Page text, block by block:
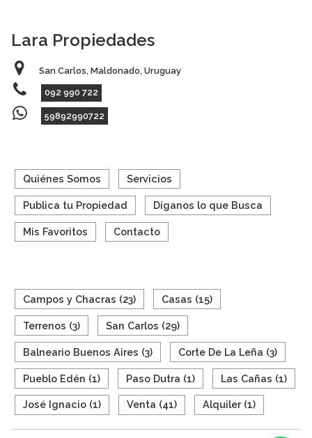
Lara Propiedades
San Carlos, Maldonado, Uruguay
092 990 722
59892990722
Quiénes Somos Servicios
Publica tu Propiedad Díganos lo que Busca
Mis Favoritos Contacto
Campos y Chacras (23) Casas (15)
Terrenos (3) San Carlos (29)
Balneario Buenos Aires (3) Corte De La Leña (3)
Pueblo Edén (1) Paso Dutra (1) Las Cañas (1)
José Ignacio (1) Venta (41) Alquiler (1)